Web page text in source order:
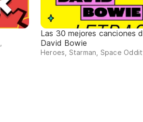
Las 30 mejores canciones
David Bowie
Heroes, Starman, Space